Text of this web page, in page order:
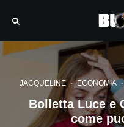
JACQUELINE · ECONOMIA ·
Bolletta Luce e
come